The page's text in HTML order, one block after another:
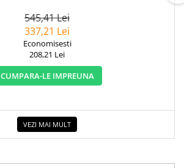
545,41 Lei
337,21 Lei
Economisesti
208,21 Lei
CUMPARA-LE IMPREUNA
VEZI MAI MULT